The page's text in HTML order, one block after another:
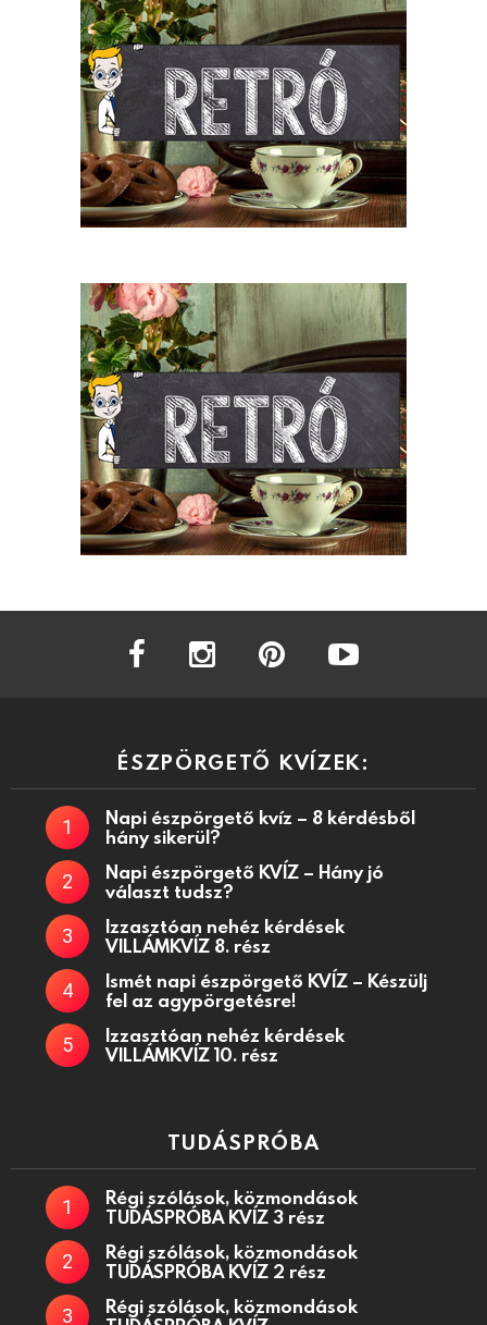
facebook instagram
ÉSZPÖRGETŐ KVÍZEK:
Napi észpörgető kvíz – 8 kérdésből
hány sikerül?
Napi észpörgető KVÍZ – Hány jó
választ tudsz?
Izzasztóan nehéz kérdések
VILLÁMKVÍZ 8. rész
Ismét napi észpörgető KVÍZ – Készülj
fel az agypörgetésre!
Izzasztóan nehéz kérdések
VILLÁMKVÍZ 10. rész
TUDÁSPRÓBA
Régi szólások, közmondások
TUDÁSPRÓBA KVÍZ 3 rész
Régi szólások, közmondások
TUDÁSPRÓBA KVÍZ 2 rész
Régi szólások, közmondások